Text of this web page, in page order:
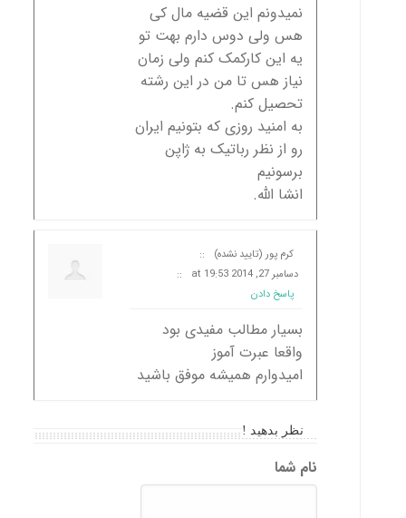
نمیدونم این قضیه مال کی
هس ولی دوس دارم بهت تو
یه این کارکمک کنم ولی زمان
نیاز هس تا من در این رشته
تحصیل کنم.
به امنید روزی که بتونیم ایران
رو از نظر رباتیک به ژاپن
برسونیم
انشا الله.
کرم پور (تایید نشده)
دسامبر 27, 2014 at 19:53
پاسخ دادن
بسیار مطالب مفیدی بود
واقعا عبرت آموز
امیدوارم همیشه موفق باشید
نظر بدهید !
نام شما